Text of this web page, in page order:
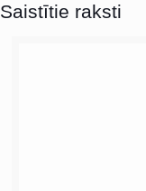
Saistītie raksti